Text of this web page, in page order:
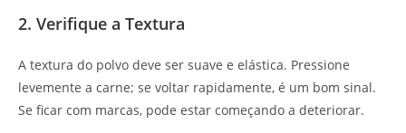
2. Verifique a Textura
A textura do polvo deve ser suave e elástica. Pressione
levemente a carne; se voltar rapidamente, é um bom sinal.
Se ficar com marcas, pode estar começando a deteriorar.